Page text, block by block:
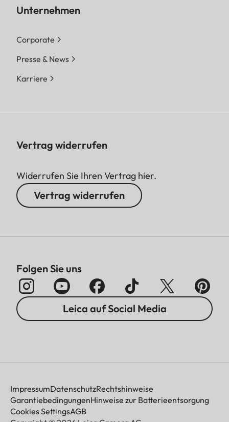
Unternehmen
Corporate
Presse & News
Karriere
Vertrag widerrufen
Widerrufen Sie Ihren Vertrag hier.
Vertrag widerrufen
Folgen Sie uns
Leica auf Social Media
ImpressumDatenschutzRechtshinweise
GarantiebedingungenHinweise zur Batterieentsorgung
Cookies SettingsAGB